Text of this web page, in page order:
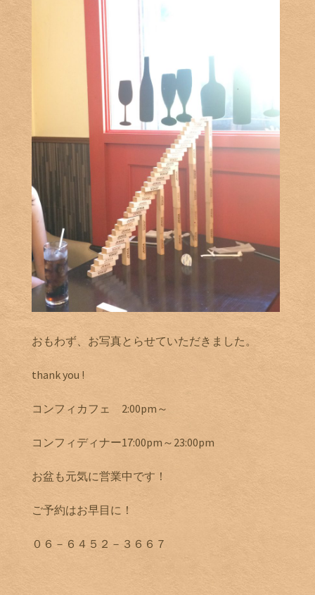
おもわず、お写真とらせていただきました。
thank you !
コンフィカフェ 2:00pm～
コンフィディナー17:00pm～23:00pm
お盆も元気に営業中です！
ご予約はお早目に！
０６－６４５２－３６６７